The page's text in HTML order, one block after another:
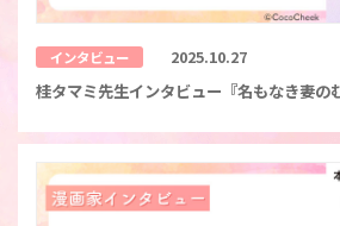
インタビュー 2025.10.27
桂タマミ先生インタビュー『名もなき妻の